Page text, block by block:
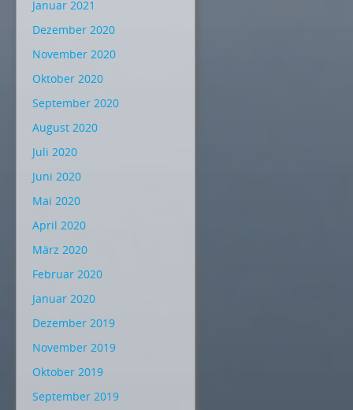
Januar 2021
Dezember 2020
November 2020
Oktober 2020
September 2020
August 2020
Juli 2020
Juni 2020
Mai 2020
April 2020
März 2020
Februar 2020
Januar 2020
Dezember 2019
November 2019
Oktober 2019
September 2019